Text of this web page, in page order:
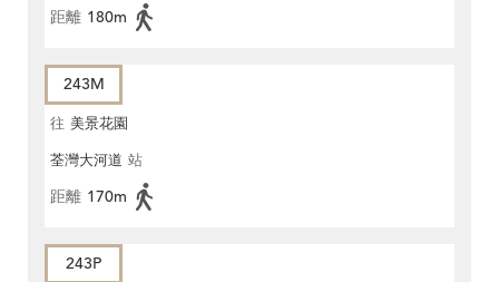
距離 180m
243M
往 美景花園
荃灣大河道 站
距離 170m
243P